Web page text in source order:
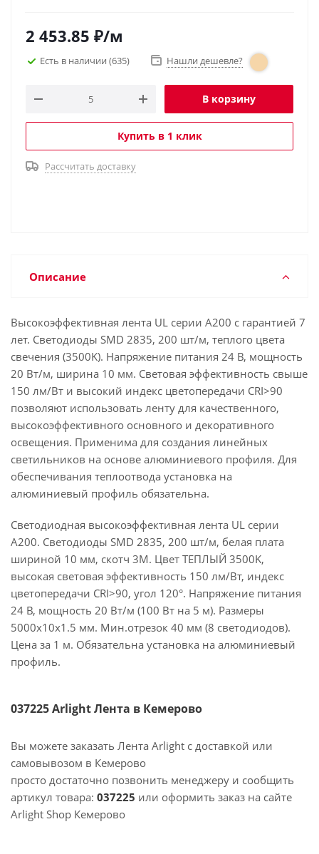
2 453.85 ₽/м
Есть в наличии (635) Нашли дешевле?
В корзину
Купить в 1 клик
Рассчитать доставку
Описание
Высокоэффективная лента UL серии A200 с гарантией 7
лет. Светодиоды SMD 2835, 200 шт/м, теплого цвета
свечения (3500K). Напряжение питания 24 В, мощность
20 Вт/м, ширина 10 мм. Световая эффективность свыше
150 лм/Вт и высокий индекс цветопередачи CRI>90
позволяют использовать ленту для качественного,
высокоэффективного основного и декоративного
освещения. Применима для создания линейных
светильников на основе алюминиевого профиля. Для
обеспечивания теплоотвода установка на
алюминиевый профиль обязательна.
Светодиодная высокоэффективная лента UL серии
A200. Светодиоды SMD 2835, 200 шт/м, белая плата
шириной 10 мм, скотч 3M. Цвет ТЕПЛЫЙ 3500K,
высокая световая эффективность 150 лм/Вт, индекс
цветопередачи CRI>90, угол 120°. Напряжение питания
24 В, мощность 20 Вт/м (100 Вт на 5 м). Размеры
5000x10x1.5 мм. Мин.отрезок 40 мм (8 светодиодов).
Цена за 1 м. Обязательна установка на алюминиевый
профиль.
037225 Arlight Лента в Кемерово
Вы можете заказать Лента Arlight с доставкой или
самовывозом в Кемерово
просто достаточно позвонить менеджеру и сообщить
артикул товара: 037225 или оформить заказ на сайте
Arlight Shop Кемерово